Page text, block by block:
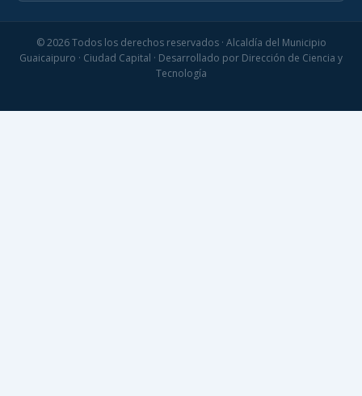
© 2026 Todos los derechos reservados · Alcaldía del Municipio
Guaicaipuro · Ciudad Capital · Desarrollado por Dirección de Ciencia y
Tecnología